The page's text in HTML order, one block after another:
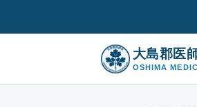
大島郡医
OSHIMA